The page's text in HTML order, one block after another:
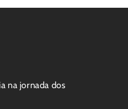
na jornada dos